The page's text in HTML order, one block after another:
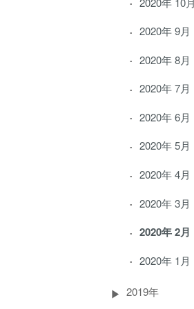
2020年 9月
2020年 8月
2020年 7月
2020年 6月
2020年 5月
2020年 4月
2020年 3月
2020年 2月
2020年 1月
2019年